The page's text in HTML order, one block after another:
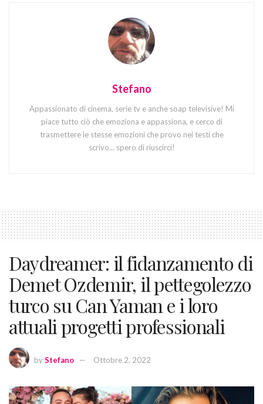
Stefano
Appassionato di cinema, serie tv e anche soap televisive! Mi
piace tutto ciò che emoziona e appassiona, e cerco di
trasmettere le stesse emozioni che provo nei testi che
scrivo... spero di riuscirci!
Daydreamer: il fidanzamento di
Demet Ozdemir, il pettegolezzo
turco su Can Yaman e i loro
attuali progetti professionali
byStefano Ottobre 2, 2022